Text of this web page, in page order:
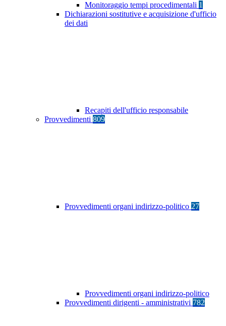
Monitoraggio tempi procedimentali 1
Dichiarazioni sostitutive e acquisizione d'ufficio
dei dati
Recapiti dell'ufficio responsabile
Provvedimenti 809
Provvedimenti organi indirizzo-politico 27
Provvedimenti organi indirizzo-politico
Provvedimenti dirigenti - amministrativi 782